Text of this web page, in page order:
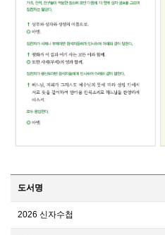
도서명
2026 신자수첩